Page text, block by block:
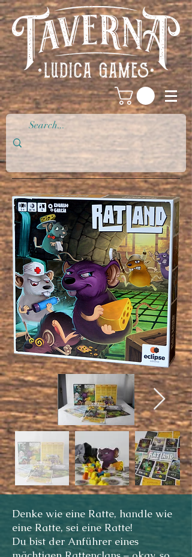
Denke wie eine Ratte, handle wie
eine Ratte, sei eine Ratte!
Du bist der Anführer eines